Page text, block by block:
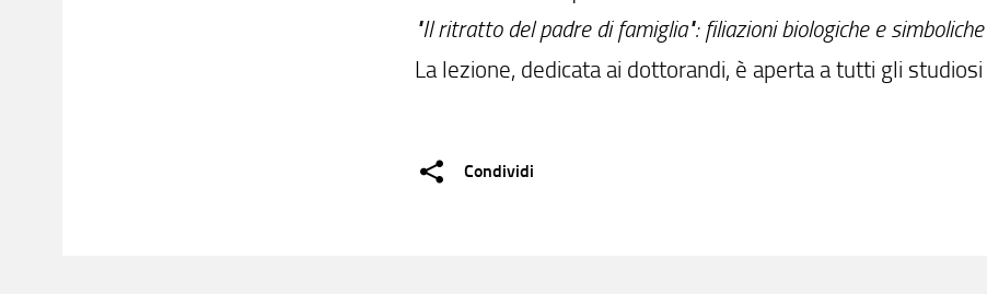
"Il ritratto del padre di famiglia": filiazioni biologiche e
La lezione, dedicata ai dottorandi, è aperta a tutti gli
Condividi